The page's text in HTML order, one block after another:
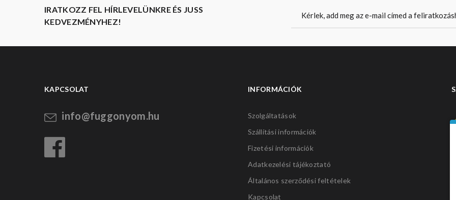
IRATKOZZ FEL HÍRLEVELÜNKRE ÉS JUSS
KEDVEZMÉNYHEZ!
KAPCSOLAT
info@fuggonyom.hu
INFORMÁCIÓK
Szolgáltatások
Szállítási információk
Fizetési információk
Adatkezelési tájékoztató
Általános szerződési feltételek
Kapcsolat